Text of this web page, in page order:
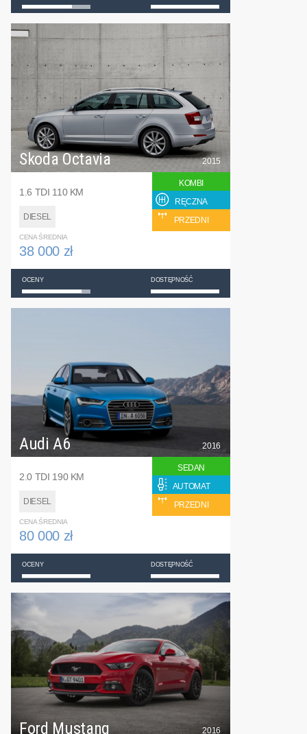
Skoda Octavia
1.6 TDI 110 KM
DIESEL
2015
KOMBI
RĘCZNA
PRZEDNI
CENA ŚREDNIA
38 000 zł
OCENY DOSTĘPNOŚĆ
Audi A6
2.0 TDI 190 KM
DIESEL
2016
SEDAN
AUTOMAT
PRZEDNI
CENA ŚREDNIA
80 000 zł
OCENY DOSTĘPNOŚĆ
Ford Mustang 2016